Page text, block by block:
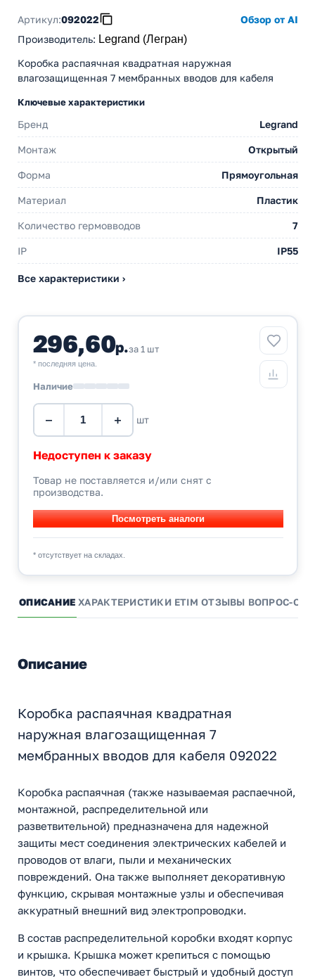
Артикул:092022
Обзор от AI
Производитель: Legrand (Легран)
Коробка распаячная квадратная наружная
влагозащищенная 7 мембранных вводов для кабеля
Ключевые характеристики
Бренд Legrand
Монтаж Открытый
Форма Прямоугольная
Материал Пластик
Количество гермовводов 7
IP IP55
Все характеристики ›
296,60р.за 1 шт
* последняя цена.
Наличие
− + шт
Недоступен к заказу
Товар не поставляется и/или снят с
производства.
* отсутствует на складах.
ОПИСАНИЕ ХАРАКТЕРИСТИКИ ETIM ОТЗЫВЫ ВОПРОС-
Описание
Коробка распаячная квадратная
наружная влагозащищенная 7
мембранных вводов для кабеля 092022
Коробка распаячная (также называемая распаечной,
монтажной, распределительной или
разветвительной) предназначена для надежной
защиты мест соединения электрических кабелей и
проводов от влаги, пыли и механических
повреждений. Она также выполняет декоративную
функцию, скрывая монтажные узлы и обеспечивая
аккуратный внешний вид электропроводки.
В состав распределительной коробки входят корпус
и крышка. Крышка может крепиться с помощью
винтов, что обеспечивает быстрый и удобный доступ